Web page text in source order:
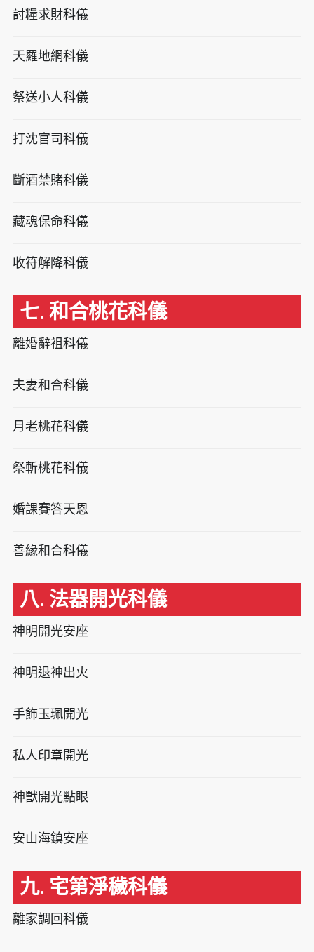
討糧求財科儀
天羅地網科儀
祭送小人科儀
打沈官司科儀
斷酒禁賭科儀
藏魂保命科儀
收符解降科儀
七. 和合桃花科儀
離婚辭祖科儀
夫妻和合科儀
月老桃花科儀
祭斬桃花科儀
婚課賽答天恩
善緣和合科儀
八. 法器開光科儀
神明開光安座
神明退神出火
手飾玉珮開光
私人印章開光
神獸開光點眼
安山海鎮安座
九. 宅第淨穢科儀
離家調回科儀